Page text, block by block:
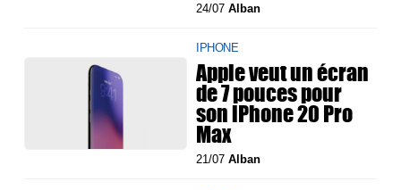
24/07Alban
IPHONE
Apple veut un écran
de 7 pouces pour
son iPhone 20 Pro
Max
21/07Alban